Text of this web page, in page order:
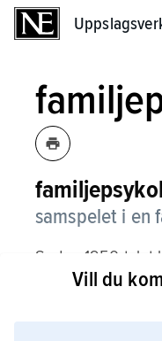
samspelet i en
Sedan 1950-talet
ansetts ha stor
Vill du